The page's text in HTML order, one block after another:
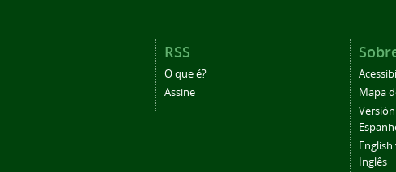
RSS
O que é?
Assine
Mapa
Inglês